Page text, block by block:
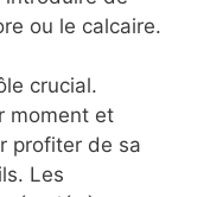
1:2 (18g
en tasse).